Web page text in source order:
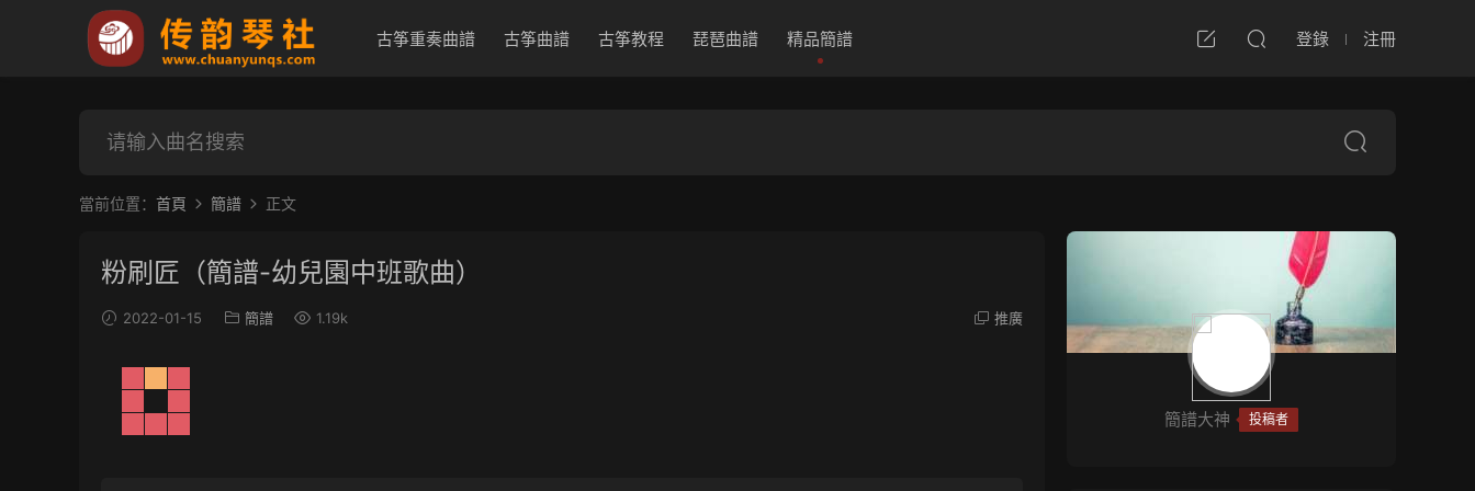
古筝重奏曲譜 古筝曲譜 古筝教程 琵琶曲譜 精品簡譜 登錄 注冊
當前位置： 首頁 簡譜 正文
粉刷匠（簡譜-幼兒園中班歌曲）
2022-01-15 簡譜 1.19k 推廣
簡譜大神 投稿者